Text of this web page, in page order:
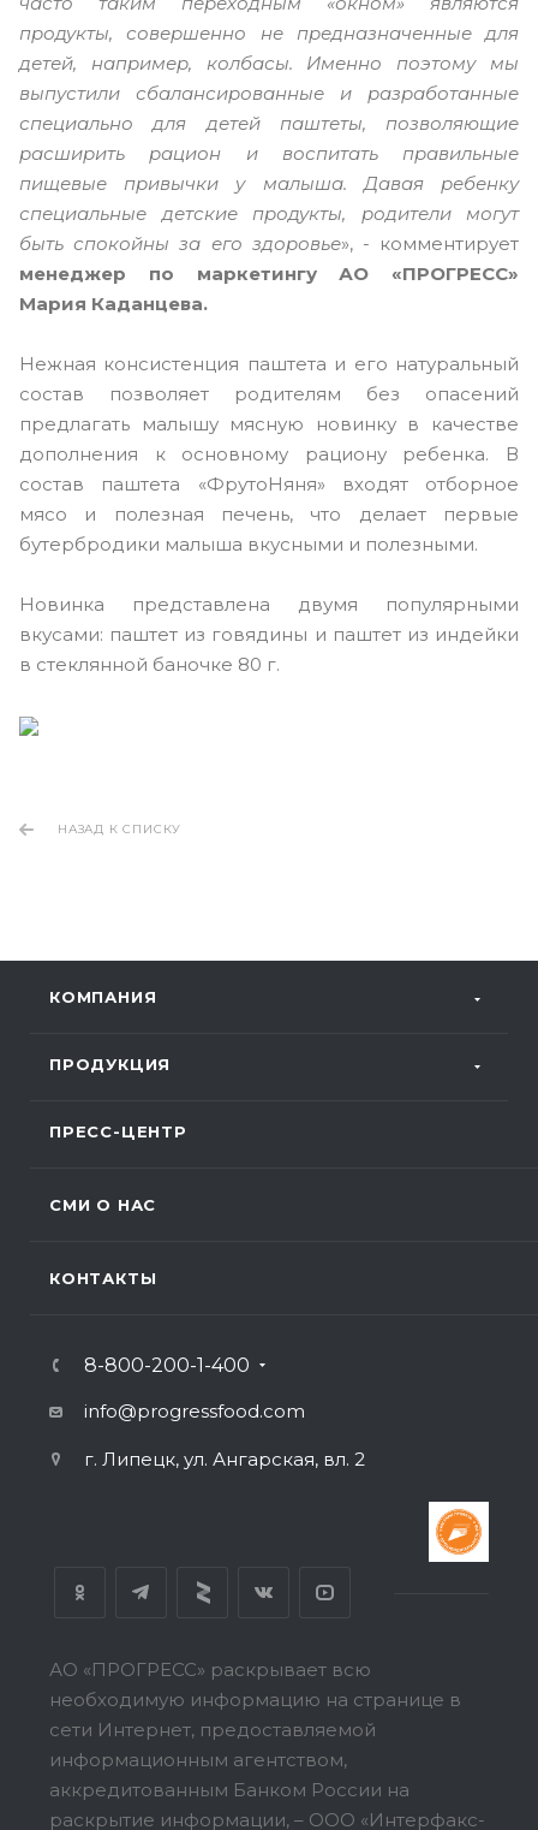
продукты, совершенно не предназначенные для
детей, например, колбасы. Именно поэтому мы
выпустили сбалансированные и разработанные
специально для детей паштеты, позволяющие
расширить рацион и воспитать правильные
пищевые привычки у малыша. Давая ребенку
специальные детские продукты, родители могут
быть спокойны за его здоровье», - комментирует
менеджер по маркетингу АО «ПРОГРЕСС»
Мария Каданцева.
Нежная консистенция паштета и его натуральный
состав позволяет родителям без опасений
предлагать малышу мясную новинку в качестве
дополнения к основному рациону ребенка. В
состав паштета «ФрутоНяня» входят отборное
мясо и полезная печень, что делает первые
бутербродики малыша вкусными и полезными.
Новинка представлена двумя популярными
вкусами: паштет из говядины и паштет из индейки
в стеклянной баночке 80 г.
НАЗАД К СПИСКУ
КОМПАНИЯ
ПРОДУКЦИЯ
ПРЕСС-ЦЕНТР
СМИ О НАС
КОНТАКТЫ
8-800-200-1-400
info@progressfood.com
г. Липецк, ул. Ангарская, вл. 2
АО «ПРОГРЕСС» раскрывает всю
необходимую информацию на странице в
сети Интернет, предоставляемой
информационным агентством,
аккредитованным Банком России на
раскрытие информации, – ООО «Интерфакс-